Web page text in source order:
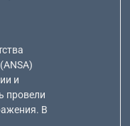
и
провели
В